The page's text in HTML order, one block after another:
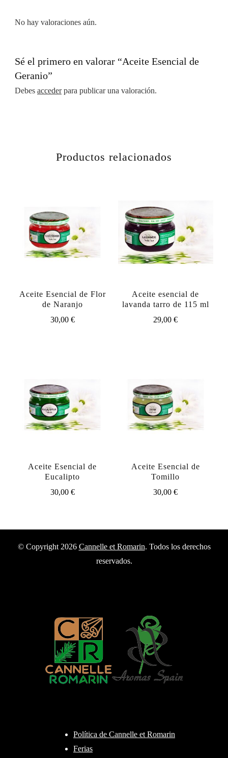
No hay valoraciones aún.
Sé el primero en valorar “Aceite Esencial de
Geranio”
Debes accederpara publicar una valoración.
Productos relacionados
Aceite Esencial de Flor
de Naranjo
30,00 €
Aceite esencial de
lavanda tarro de 115 ml
29,00€
Aceite Esencial de
Eucalipto
30,00 €
Aceite Esencial de
Tomillo
30,00€
© Copyright 2026 Cannelle et Romarin. Todos los derechos
reservados.
Política de Cannelle et Romarin
Ferias